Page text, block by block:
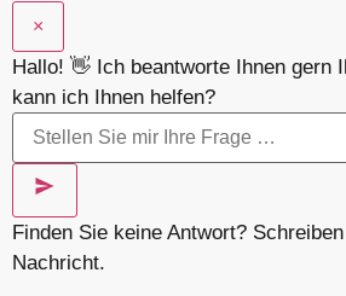
×
Hallo! 👋 Ich beantworte Ihnen gern
kann ich Ihnen helfen?
Finden Sie keine Antwort?
Nachricht.